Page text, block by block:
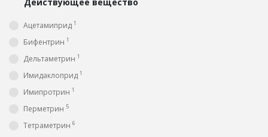
Ацетамиприд 1
Бифентрин 1
Дельтаметрин 1
Имидаклоприд 1
Имипротрин 1
Перметрин 5
Тетраметрин 6